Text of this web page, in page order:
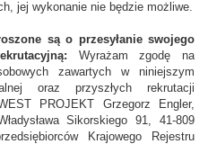
jej wykonanie nie będzie możliwe.
są o przesyłanie swojego
Wyrażam zgodę na
zawartych w niniejszym
oraz przyszłych rekrutacji
PROJEKT Grzegorz Engler,
Sikorskiego 91, 41-809
Krajowego Rejestru